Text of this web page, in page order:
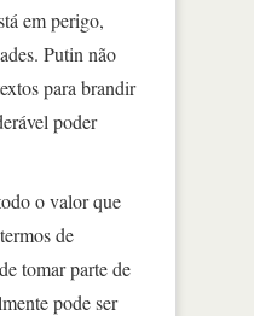
em perigo,
Putin não
para brandir
poder
o valor que
de
tomar parte de
pode ser